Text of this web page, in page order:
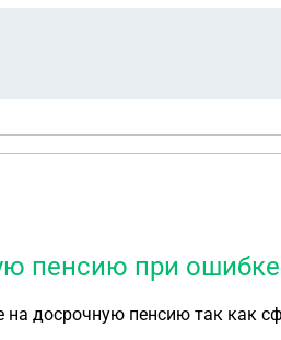
пенсию при ошибке
досрочную пенсию так как